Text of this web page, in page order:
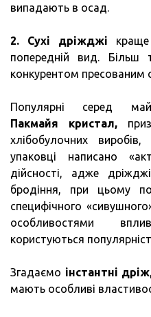
випадають в осад.
2. Сухі дріжджі краще
попередній вид. Більш
конкурентом пресованим
Популярні серед
Пакмайя кристал,
хлібобулочних
упаковці написано
дійсності, адже
бродіння, при цьому
специфічного
особливостями
користуються
Згадаємо інстантні
мають особливі